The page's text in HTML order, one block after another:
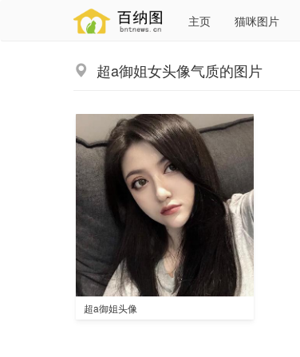
主页 猫咪图片
超a御姐女头像气质的图片
超a御姐头像